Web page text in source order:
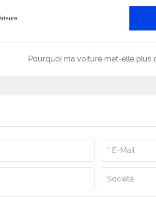
E-Mail
Société